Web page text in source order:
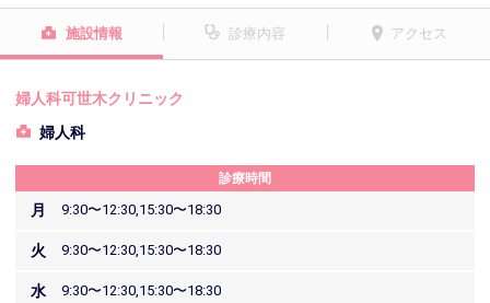
施設情報 診療内容 アクセス
婦人科可世木クリニック
婦人科
診療時間
月 9:30〜12:30,15:30〜18:30
火 9:30〜12:30,15:30〜18:30
水 9:30〜12:30,15:30〜18:30